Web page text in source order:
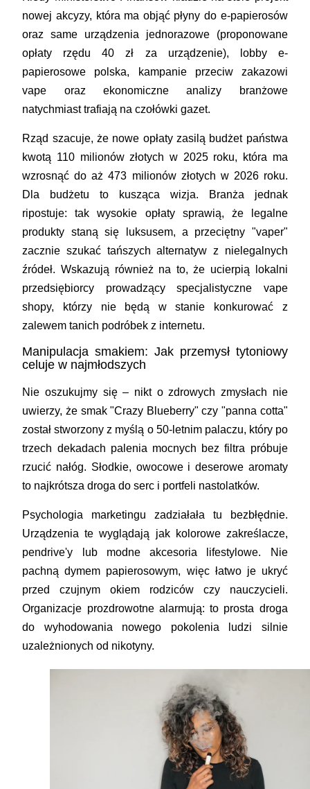
nowej akcyzy, która ma objąć płyny do e-papierosów
oraz same urządzenia jednorazowe (proponowane
opłaty rzędu 40 zł za urządzenie), lobby e-
papierosowe polska, kampanie przeciw zakazowi
vape oraz ekonomiczne analizy branżowe
natychmiast trafiają na czołówki gazet.
Rząd szacuje, że nowe opłaty zasilą budżet państwa
kwotą 110 milionów złotych w 2025 roku, która ma
wzrosnąć do aż 473 milionów złotych w 2026 roku.
Dla budżetu to kusząca wizja. Branża jednak
ripostuje: tak wysokie opłaty sprawią, że legalne
produkty staną się luksusem, a przeciętny "vaper"
zacznie szukać tańszych alternatyw z nielegalnych
źródeł. Wskazują również na to, że ucierpią lokalni
przedsiębiorcy prowadzący specjalistyczne vape
shopy, którzy nie będą w stanie konkurować z
zalewem tanich podróbek z internetu.
Manipulacja smakiem: Jak przemysł tytoniowy
celuje w najmłodszych
Nie oszukujmy się – nikt o zdrowych zmysłach nie
uwierzy, że smak "Crazy Blueberry" czy "panna cotta"
został stworzony z myślą o 50-letnim palaczu, który po
trzech dekadach palenia mocnych bez filtra próbuje
rzucić nałóg. Słodkie, owocowe i deserowe aromaty
to najkrótsza droga do serc i portfeli nastolatków.
Psychologia marketingu zadziałała tu bezbłędnie.
Urządzenia te wyglądają jak kolorowe zakreślacze,
pendrive'y lub modne akcesoria lifestylowe. Nie
pachną dymem papierosowym, więc łatwo je ukryć
przed czujnym okiem rodziców czy nauczycieli.
Organizacje prozdrowotne alarmują: to prosta droga
do wyhodowania nowego pokolenia ludzi silnie
uzależnionych od nikotyny.